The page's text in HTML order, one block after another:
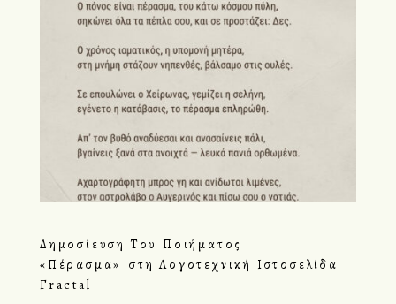
Δημοσίευση Του Ποιήματος
«Πέρασμα»_στη Λογοτεχνική Ιστοσελίδα
Fractal